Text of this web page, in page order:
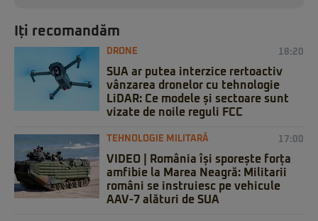
Iți recomandăm
DRONE 18:20
SUA ar putea interzice rertoactiv
vânzarea dronelor cu tehnologie
LiDAR: Ce modele și sectoare sunt
vizate de noile reguli FCC
TEHNOLOGIE MILITARĂ 17:00
VIDEO | România își sporește forța
amfibie la Marea Neagră: Militarii
români se instruiesc pe vehicule
AAV-7 alături de SUA